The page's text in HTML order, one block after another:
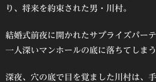
り、将来を約束された男・川村。
結婚式前夜に開かれたサプライズパー
一人深いマンホールの底に落ちてしまう
深夜、穴の底で目を覚ました川村は、